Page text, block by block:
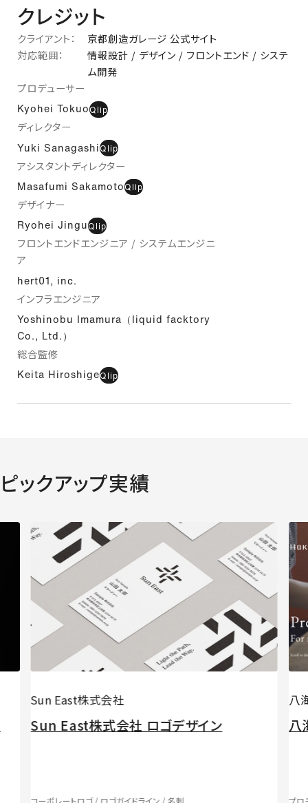
クレジット
クライアント：
京都創造ガレージ 公式サイト
対応範囲：
情報設計 / デザイン / フロントエンド / システ
ム開発
プロデューサー
Kyohei TokuoQlip
ディレクター
Yuki SanagashiQlip
アシスタントディレクター
Masafumi SakamotoQlip
デザイナー
Ryohei JinguQlip
フロントエンドエンジニア / システムエンジニ
ア
hert01, inc.
インフラエンジニア
Yoshinobu Imamura（liquid facktory
Co., Ltd.）
総合監修
Keita HiroshigeQlip
ピックアップ実績
Sun East株式会社
Sun East株式会社 ️ロゴデザイン
八
八